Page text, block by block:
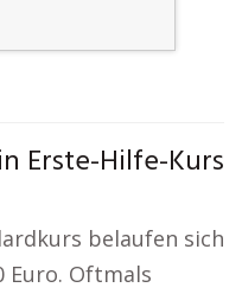
Erste-Hilfe-Kurs
belaufen sich
Euro. Oftmals